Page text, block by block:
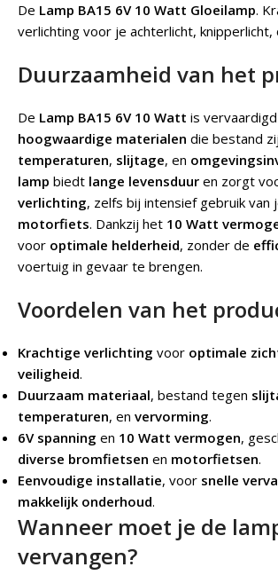
De Lamp BA15 6V 10 Watt Gloeilamp.
verlichting voor je achterlicht, knipperlicht,
Duurzaamheid van het
De Lamp BA15 6V 10 Watt is
hoogwaardige materialen die bestand
temperaturen, slijtage, en
lamp biedt lange levensduur en zorgt
verlichting, zelfs bij intensief gebruik van
motorfiets. Dankzij het 10 Watt
voor optimale helderheid, zonder de
voertuig in gevaar te brengen.
Voordelen van het
Krachtige verlichting voor optimale
veiligheid.
Duurzaam materiaal, bestand tegen
temperaturen, en vervorming.
6V spanning en 10 Watt vermogen,
diverse bromfietsen en motorfietsen.
Eenvoudige installatie, voor snelle
makkelijk onderhoud.
Wanneer moet je de
vervangen?